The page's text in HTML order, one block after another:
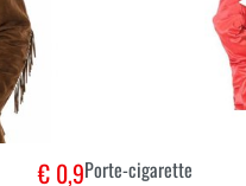
€ 0,9Porte-cigarette